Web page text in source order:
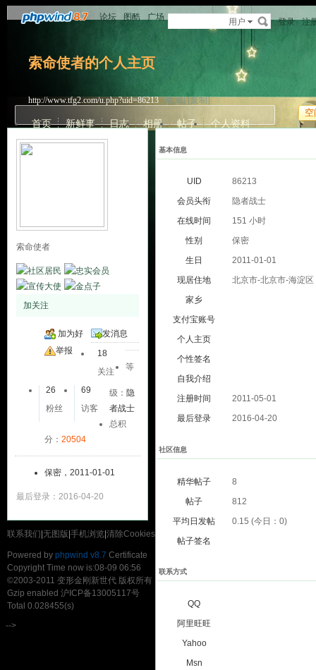
论坛 图酷 广场 用户 登录 注
索命使者的个人主页
http://www.tfg2.com/u.php?uid=86213[收藏] [复制]
空
首页 新鲜事 日志 相册 帖子 个人资料
索命使者
加关注
加为好
友
发消息
举报
18
关注
26
粉丝
69
访客
等
级： 隐
者战士
总积
分： 20504
保密，2011-01-01
最后登录：2016-04-20
基本信息
UID
86213
会员头衔
隐者战士
在线时间
151 小时
性别
保密
生日
2011-01-01
现居住地
北京市-北京市-海淀区
家乡
支付宝账号
个人主页
个性签名
自我介绍
注册时间
2011-05-01
最后登录
2016-04-20
社区信息
精华帖子
8
帖子
812
平均日发帖
0.15 (今日：0)
帖子签名
联系方式
QQ
阿里旺旺
Yahoo
Msn
联系我们 无图版 手机浏览 清除Cookies
Powered by phpwind v8.7 Certificate
Copyright Time now is:08-09 06:56
©2003-2011 变形金刚新世代 版权所有
Gzip enabled 沪ICP备13005117号
Total 0.028455(s)
-->